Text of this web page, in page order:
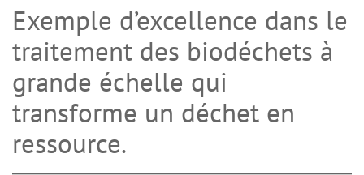
Exemple d’excellence dans le
traitement des biodéchets à
grande échelle qui
transforme un déchet en
ressource.